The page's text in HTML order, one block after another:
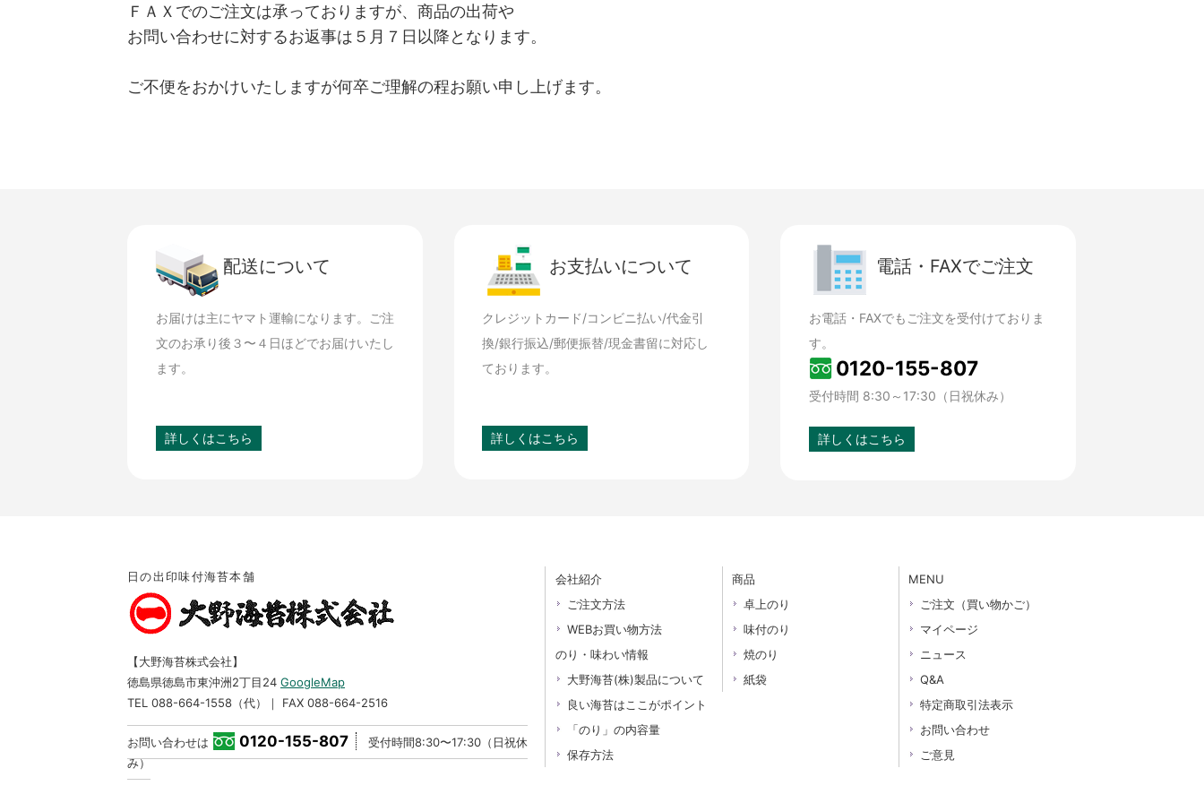
ＦＡＸでのご注文は承っておりますが、商品の出荷や
お問い合わせに対するお返事は５月７日以降となります。
ご不便をおかけいたしますが何卒ご理解の程お願い申し上げます。
配送について
お届けは主にヤマト運輸になります。ご注
文のお承り後３〜４日ほどでお届けいたし
ます。
詳しくはこちら
お支払いについて
クレジットカード/コンビニ払い/代金引
換/銀行振込/郵便振替/現金書留に対応し
ております。
詳しくはこちら
電話・FAXでご注文
お電話・FAXでもご注文を受付けておりま
す。
0120-155-807
受付時間 8:30～17:30（日祝休み）
詳しくはこちら
日の出印味付海苔本舗
【大野海苔株式会社】
徳島県徳島市東沖洲2丁目24 GoogleMap
TEL 088-664-1558（代）｜ FAX 088-664-2516
お問い合わせは 0120-155-807
受付時間8:30〜17:30（日祝休
み）
会社紹介
ご注文方法
WEBお買い物方法
のり・味わい情報
大野海苔(株)製品について
良い海苔はここがポイント
「のり」の内容量
保存方法
商品
卓上のり
味付のり
焼のり
紙袋
MENU
ご注文（買い物かご）
マイページ
ニュース
Q&A
特定商取引法表示
お問い合わせ
ご意見